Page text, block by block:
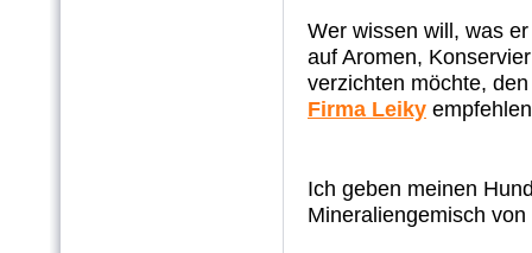
Wer wissen will, was
auf Aromen,
verzichten möchte,
Firma Leiky
Ich geben meinen
Mineraliengemisch